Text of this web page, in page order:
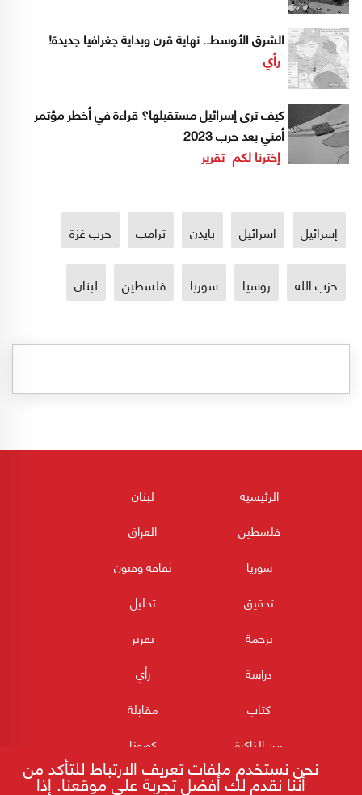
الشرق الأوسط.. نهاية قرن وبداية جغرافيا جديدة!
رأي
كيف ترى إسرائيل مستقبلها؟ قراءة في أخطر مؤتمر
أمني بعد حرب 2023
إخترنا لكم تقرير
إسرائيل اسرائيل بايدن ترامب حرب غزة
حزب الله روسيا سوريا فلسطين لبنان
الرئيسية
لبنان
فلسطين
العراق
سوريا
ثقافه وفنون
تحقيق
تحليل
ترجمة
تقرير
دراسة
رأي
كتاب
مقابلة
من الذاكرة
كورونا
نحن نستخدم ملفات تعريف الارتباط للتأكد من
أننا نقدم لك أفضل تجربة على موقعنا. إذا